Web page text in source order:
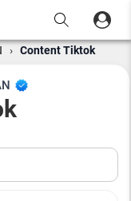
› Content Tiktok